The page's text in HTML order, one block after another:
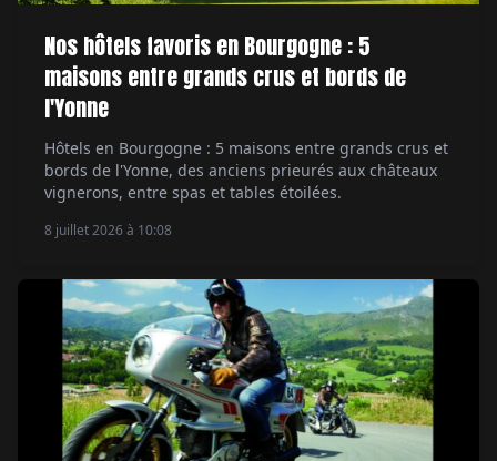
Nos hôtels favoris en Bourgogne : 5
maisons entre grands crus et bords de
l'Yonne
Hôtels en Bourgogne : 5 maisons entre grands crus et
bords de l'Yonne, des anciens prieurés aux châteaux
vignerons, entre spas et tables étoilées.
8 juillet 2026 à 10:08